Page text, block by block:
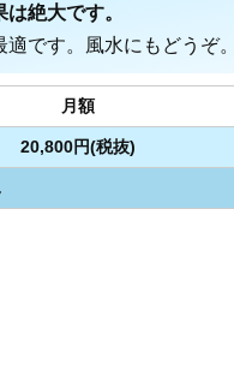
絶大です。
です。風水にもどうぞ。
月額
20,800円(税抜)